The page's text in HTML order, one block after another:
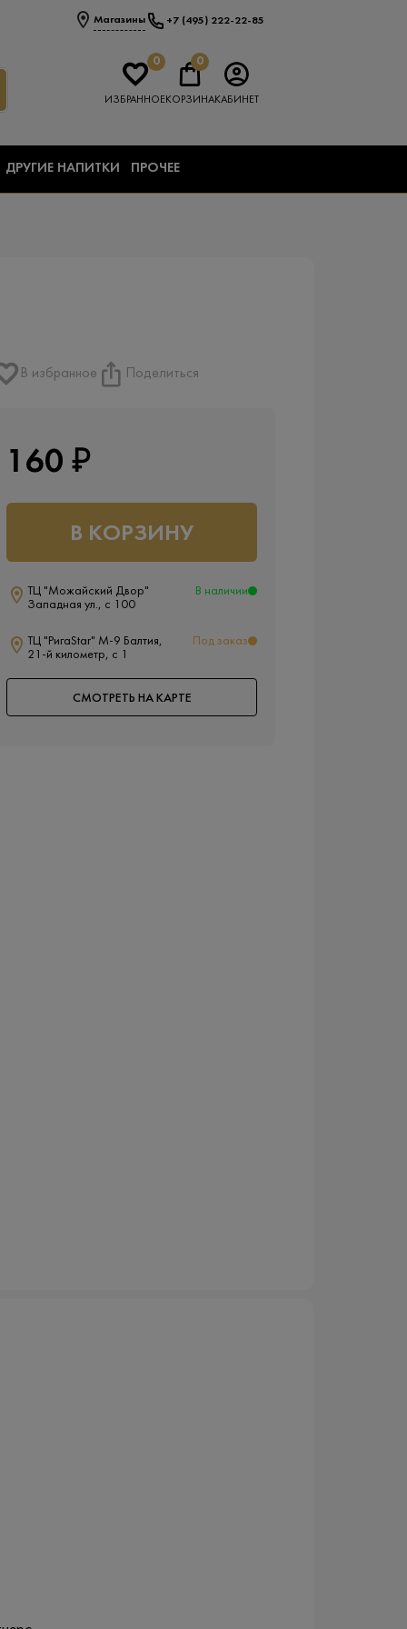
Магазины +7 (495) 222-22-85
0
ИЗБРАННОЕ
0
КОРЗИНАКАБИНЕТ
ДРУГИЕ НАПИТКИ ПРОЧЕЕ
В избранное Поделиться
160 ₽
В КОРЗИНУ
ТЦ "Можайский Двор"
Западная ул., с 100
В наличии
ТЦ "РигаStar" М-9 Балтия,
21-й километр, с 1
Под заказ
СМОТРЕТЬ НА КАРТЕ